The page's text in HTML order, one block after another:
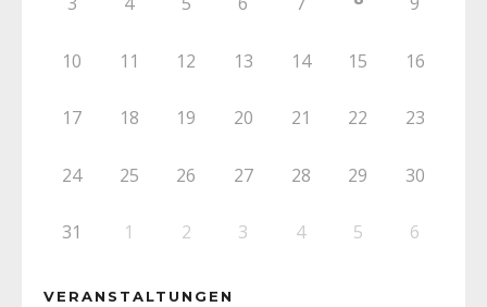
10 11 12 13 14 15 16
17 18 19 20 21 22 23
24 25 26 27 28 29 30
31 1 2 3 4 5 6
VERANSTALTUNGEN